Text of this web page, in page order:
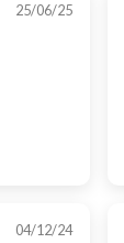
25/06/25
04/12/24